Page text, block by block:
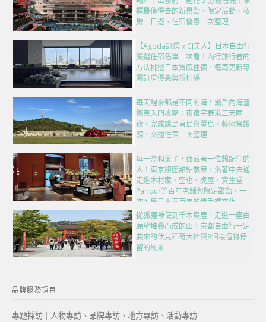
握最值得去的新景點、限定活動、私
房一日遊、住宿優惠一次整理
【Agoda訂房 x CJ夫人】日本自由行
嚴選住宿名單一次看！內行旅行者的
方法挑選日本質感住宿，每周更新專
屬訂房優惠與折扣碼
每天醒來都是不同的海！瀨戶內海藝
術祭入門攻略：夜宿宇野港三天兩
夜，完成跳島直島與豐島、藝術祭護
照、交通住宿一次整理
每一盒和菓子，都藏著一位想記住的
人！東京銀座甜點散策，沿著中央通
走進木村家、空也、虎屋、資生堂
Parlour等百年老舖與限定甜點，一
次匯集日本五百年的伴手禮文化
從狐狸神使到千本鳥居，走進一座由
願望堆疊而成的山｜京都自由行一定
要來的伏見稻荷大社與8個最值得停
留的風景
品牌服務項目
專題採訪｜人物專訪、品牌專訪、地方專訪、活動專訪